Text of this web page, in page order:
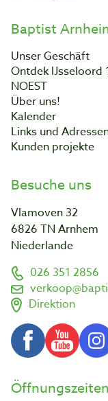
Baptist
Unser Geschäft
Ontdek IJsseloord
NOEST
Über uns!
Kalender
Links und
Kunden projekte
Besuche uns
Vlamoven 32
6826 TN Arnhem
Niederlande
026 351 2856
Direktion
Öffnungszeiten